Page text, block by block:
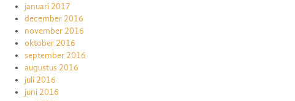
januari 2017
december 2016
november 2016
oktober 2016
september 2016
augustus 2016
juli 2016
juni 2016